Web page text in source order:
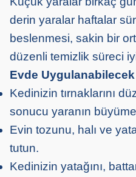
derin yaralar haftalar
beslenmesi, sakin bir
düzenli temizlik süreci
Evde
Kedinizin tırnaklarını
sonucu yaranın
Evin tozunu, halı ve
tutun.
Kedinizin yatağını,